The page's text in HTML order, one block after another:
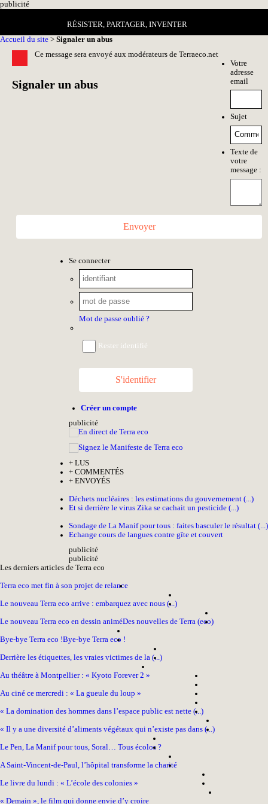
publicité
RÉSISTER, PARTAGER, INVENTER
Accueil du site > Signaler un abus
Ce message sera envoyé aux modérateurs de Terraeco.net
Signaler un abus
Votre
adresse
email
Sujet
Texte de
votre
message :
Envoyer
Se connecter
Mot de passe oublié ?
Rester identifié
S'identifier
Créer un compte
publicité
+ LUS
+ COMMENTÉS
+ ENVOYÉS
Déchets nucléaires : les estimations du gouvernement (...)
Et si derrière le virus Zika se cachait un pesticide (...)
Sondage de La Manif pour tous : faites basculer le résultat (...)
Echange cours de langues contre gîte et couvert
publicité
publicité
Les derniers articles de Terra eco
Terra eco met fin à son projet de relance
Le nouveau Terra eco arrive : embarquez avec nous (...)
Le nouveau Terra eco en dessin animéDes nouvelles de Terra (eco)
Bye-bye Terra eco !Bye-bye Terra eco !
Derrière les étiquettes, les vraies victimes de la (...)
Au théâtre à Montpellier : « Kyoto Forever 2 »
Au ciné ce mercredi : « La gueule du loup »
« La domination des hommes dans l’espace public est nette (...)
« Il y a une diversité d’aliments végétaux qui n’existe pas dans (...)
Le Pen, La Manif pour tous, Soral… Tous écolos ?
A Saint-Vincent-de-Paul, l’hôpital transforme la charité
Le livre du lundi : « L’école des colonies »
« Demain », le film qui donne envie d’y croire